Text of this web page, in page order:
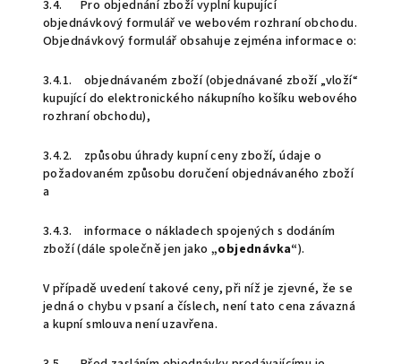
3.4. Pro objednání zboží vyplní kupující
objednávkový formulář ve webovém rozhraní obchodu.
Objednávkový formulář obsahuje zejména informace o:
3.4.1. objednávaném zboží (objednávané zboží „vloží“
kupující do elektronického nákupního košíku webového
rozhraní obchodu),
3.4.2. způsobu úhrady kupní ceny zboží, údaje o
požadovaném způsobu doručení objednávaného zboží
a
3.4.3. informace o nákladech spojených s dodáním
zboží (dále společně jen jako „objednávka“).
V případě uvedení takové ceny, při níž je zjevné, že se
jedná o chybu v psaní a číslech, není tato cena závazná
a kupní smlouva není uzavřena.